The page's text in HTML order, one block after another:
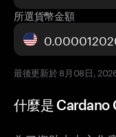
所選貨幣金額
最後更新於 8月08日,
什麼是 Cardano